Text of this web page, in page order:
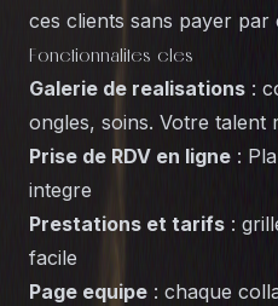
ces clients sans payer par
Fonctionnalites cles
Galerie de realisations :
ongles, soins. Votre talent
Prise de RDV en ligne :
integre
Prestations et tarifs :
facile
Page equipe : chaque